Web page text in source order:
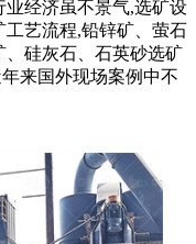
经济虽不景气,选矿设
艺流程,铅锌矿、萤石
硅灰石、石英砂选矿
来国外现场案例中不